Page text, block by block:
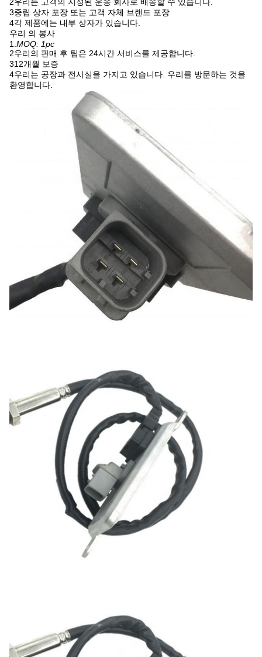
3중립 상자 포장 또는 고객 자체 브랜드 포장
4각 제품에는 내부 상자가 있습니다.
우리 의 봉사
1. MOQ: 1pc
2우리의 판매 후 팀은 24시간 서비스를 제공합니다.
312개월 보증
4우리는 공장과 전시실을 가지고 있습니다. 우리를 방문하는 것을
환영합니다.